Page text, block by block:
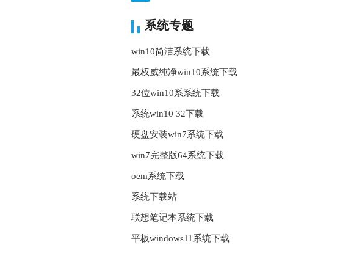
系统专题
win10简洁系统下载
最权威纯净win10系统下载
32位win10系系统下载
系统win10 32下载
硬盘安装win7系统下载
win7完整版64系统下载
oem系统下载
系统下载站
联想笔记本系统下载
平板windows11系统下载